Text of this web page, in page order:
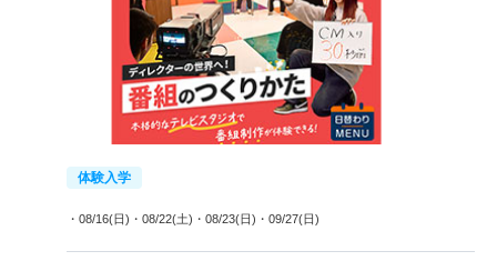
体験入学
・08/16(日) ・08/22(土) ・08/23(日) ・09/27(日)